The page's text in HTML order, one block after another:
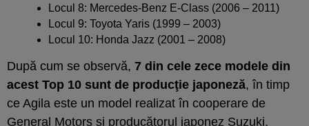
Locul 8: Mercedes-Benz E-Class (2006 – 2011)
Locul 9: Toyota Yaris (1999 – 2003)
Locul 10: Honda Jazz (2001 – 2008)
După cum se observă, 7 din cele zece modele din
acest Top 10 sunt de producţie japoneză, în timp
ce Agila este un model realizat în cooperare de
General Motors şi producătorul japonez Suzuki.